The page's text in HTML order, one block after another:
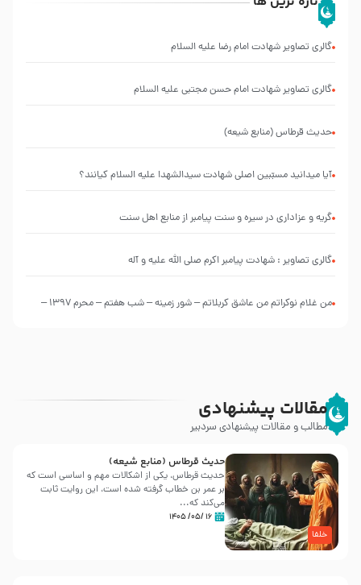
گالری تصاویر شهادت امام رضا علیه السلام
گالری تصاویر شهادت امام حسن مجتبی علیه السلام
حدیث قرطاس (منابع شیعه)
آیا میدانید مسبّبین اصلی شهادت سیدالشهدا علیه ‌السلام کیانند؟
گریه و عزاداری در سیره و سنت پیامبر از منابع اهل سنت
گالری تصاویر : شهادت پیامبر اکرم صلی الله علیه و آله
من غلام نوکراتم من عاشق کربلاتم – شور زمینه – شب هفتم – محرم 1397 –
مقالات پیشنهادی
مطالب و مقالات پیشنهادی سردبیر
خلفا
حدیث قرطاس (منابع شیعه)
حدیث قرطاس، یکی از اشکالات مهم و اساسی است که
بر عمر بن خطاب گرفته شده است، این روایت ثابت
می‌کند که...
۱۶ /۰۵/ ۱۴۰۵